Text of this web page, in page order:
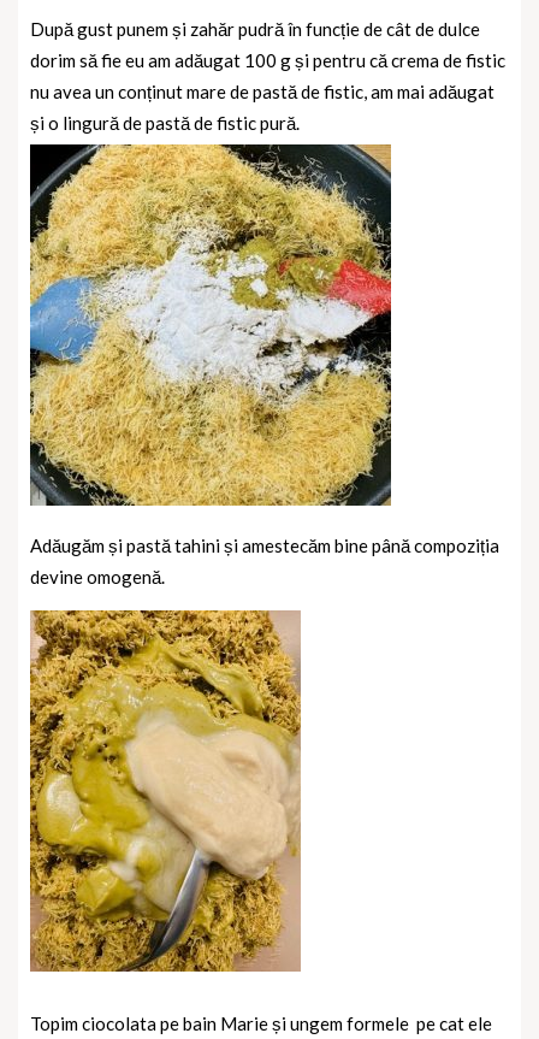
După gust punem și zahăr pudră în funcție de cât de dulce
dorim să fie eu am adăugat 100 g și pentru că crema de fistic
nu avea un conținut mare de pastă de fistic, am mai adăugat
și o lingură de pastă de fistic pură.
Adăugăm și pastă tahini și amestecăm bine până compoziția
devine omogenă.
Topim ciocolata pe bain Marie și ungem formele pe cat ele